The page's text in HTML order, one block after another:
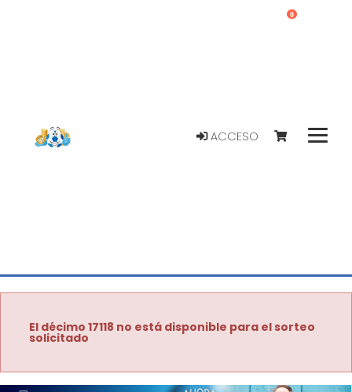
ACCESO
0
El décimo 17118 no está disponible para el sorteo
solicitado